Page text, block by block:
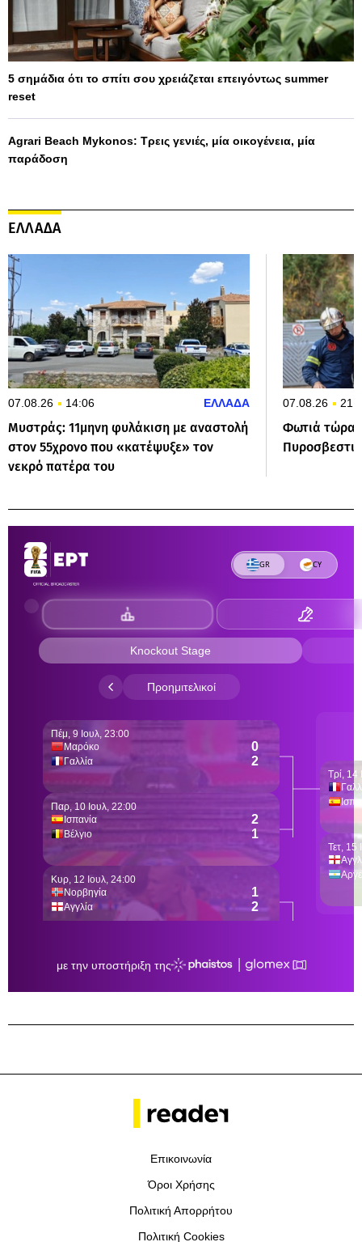
5 σημάδια ότι το σπίτι σου χρειάζεται επειγόντως summer
reset
Agrari Beach Mykonos: Τρεις γενιές, μία οικογένεια, μία
παράδοση
ΕΛΛΑΔΑ
07.08.26 14:06 ΕΛΛΑΔΑ
Μυστράς: 11μηνη φυλάκιση με αναστολή
στον 55χρονο που «κατέψυξε» τον
νεκρό πατέρα του
07.08.26
Φωτιά τώρα
Επικοινωνία
Όροι Χρήσης
Πολιτική Απορρήτου
Πολιτική Cookies